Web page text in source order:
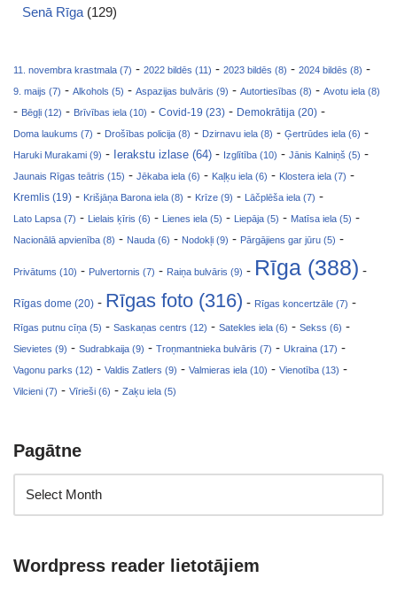
Senā Rīga (129)
11. novembra krastmala (7) - 2022 bildēs (11) - 2023 bildēs (8) - 2024 bildēs (8) -
9. maijs (7) - Alkohols (5) - Aspazijas bulvāris (9) - Autortiesības (8) - Avotu iela (8)
- Bēgļi (12) - Brīvības iela (10) - Covid-19 (23) - Demokrātija (20) -
Doma laukums (7) - Drošības policija (8) - Dzirnavu iela (8) - Ģertrūdes iela (6) -
Haruki Murakami (9) - Ierakstu izlase (64) - Izglītība (10) - Jānis Kalniņš (5) -
Jaunais Rīgas teātris (15) - Jēkaba iela (6) - Kaļķu iela (6) - Klostera iela (7) -
Kremlis (19) - Krišjāņa Barona iela (8) - Krīze (9) - Lāčplēša iela (7) -
Lato Lapsa (7) - Lielais ķīris (6) - Lienes iela (5) - Liepāja (5) - Matīsa iela (5) -
Nacionālā apvienība (8) - Nauda (6) - Nodokļi (9) - Pārgājiens gar jūru (5) -
Privātums (10) - Pulvertornis (7) - Raiņa bulvāris (9) - Rīga (388) -
Rīgas dome (20) - Rīgas foto (316) - Rīgas koncertzāle (7) -
Rīgas putnu cīņa (5) - Saskaņas centrs (12) - Satekles iela (6) - Sekss (6) -
Sievietes (9) - Sudrabkaija (9) - Troņmantnieka bulvāris (7) - Ukraina (17) -
Vagonu parks (12) - Valdis Zatlers (9) - Valmieras iela (10) - Vienotība (13) -
Vilcieni (7) - Vīrieši (6) - Zaķu iela (5)
Pagātne
Wordpress reader lietotājiem